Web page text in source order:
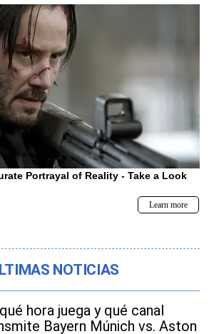
NOTICIAS
hora juega y qué canal
Bayern Múnich vs. Aston